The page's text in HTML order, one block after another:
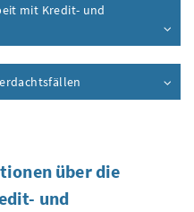
mit Kredit- und
über die
und